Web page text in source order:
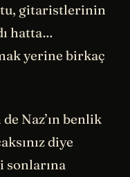
gitaristlerinin
hatta…
yerine birkaç
Naz’ın benlik
diye
sonlarına